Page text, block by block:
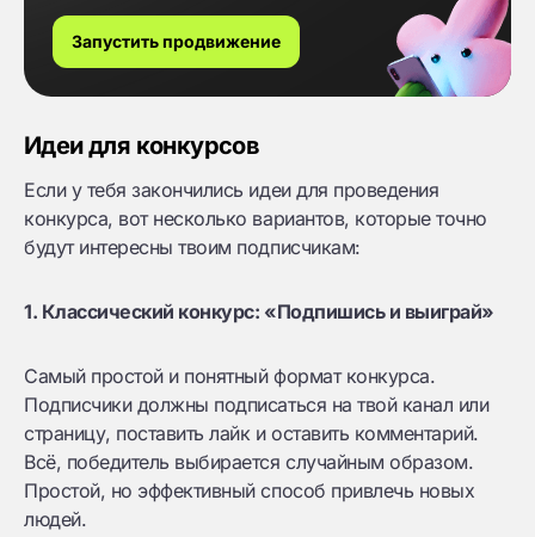
Запустить продвижение
Идеи для конкурсов
Если у тебя закончились идеи для проведения
конкурса, вот несколько вариантов, которые точно
будут интересны твоим подписчикам:
1. Классический конкурс: «Подпишись и выиграй»
Самый простой и понятный формат конкурса.
Подписчики должны подписаться на твой канал или
страницу, поставить лайк и оставить комментарий.
Всё, победитель выбирается случайным образом.
Простой, но эффективный способ привлечь новых
людей.